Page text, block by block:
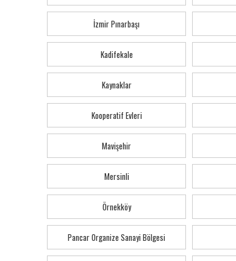
İzmir Pınarbaşı
Kadifekale
Kaynaklar
Kooperatif Evleri
Mavişehir
Mersinli
Örnekköy
Pancar Organize Sanayi Bölgesi